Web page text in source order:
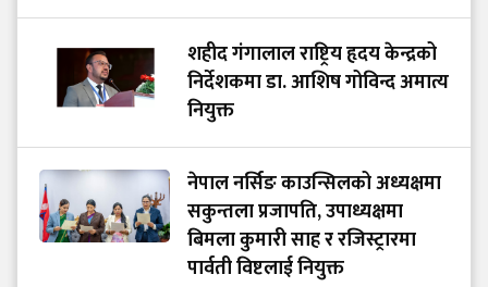
शहीद गंगालाल राष्ट्रिय हृदय केन्द्रको
निर्देशकमा डा. आशिष गोविन्द अमात्य
नियुक्त
नेपाल नर्सिङ काउन्सिलको अध्यक्षमा
सकुन्तला प्रजापति, उपाध्यक्षमा
बिमला कुमारी साह र रजिस्ट्रारमा
पार्वती विष्टलाई नियुक्त